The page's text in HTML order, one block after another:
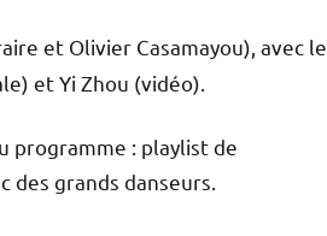
et Olivier Casamayou), avec le
et Yi Zhou (vidéo).
programme : playlist de
des grands danseurs.